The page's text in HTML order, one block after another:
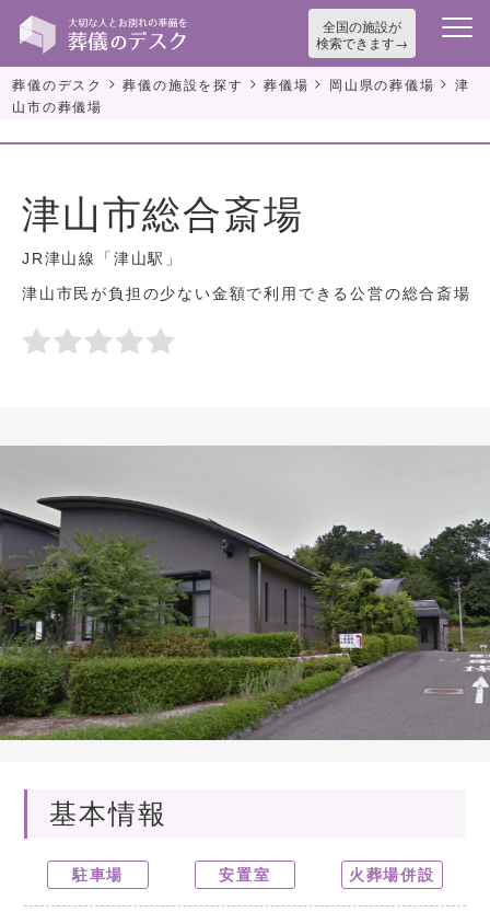
全国の施設が
検索できます
葬儀のデスク >葬儀の施設を探す >葬儀場 > 岡山県の葬儀場 >津
山市の葬儀場
津山市総合斎場
JR津山線「津山駅」
津山市民が負担の少ない金額で利用できる公営の総合斎場
基本情報
駐車場 安置室 火葬場併設